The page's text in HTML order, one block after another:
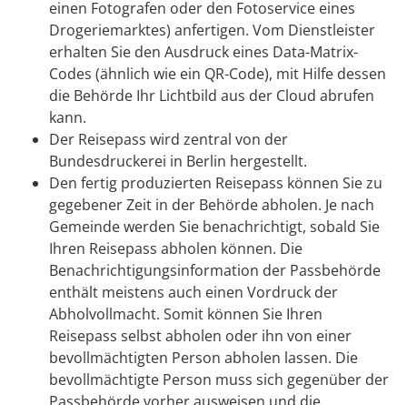
einen Fotografen oder den Fotoservice eines
Drogeriemarktes) anfertigen. Vom Dienstleister
erhalten Sie den Ausdruck eines Data-Matrix-
Codes (ähnlich wie ein QR-Code), mit Hilfe dessen
die Behörde Ihr Lichtbild aus der Cloud abrufen
kann.
Der Reisepass wird zentral von der
Bundesdruckerei in Berlin hergestellt.
Den fertig produzierten Reisepass können Sie zu
gegebener Zeit in der Behörde abholen. Je nach
Gemeinde werden Sie benachrichtigt, sobald Sie
Ihren Reisepass abholen können. Die
Benachrichtigungsinformation der Passbehörde
enthält meistens auch einen Vordruck der
Abholvollmacht. Somit können Sie Ihren
Reisepass selbst abholen oder ihn von einer
bevollmächtigten Person abholen lassen. Die
bevollmächtigte Person muss sich gegenüber der